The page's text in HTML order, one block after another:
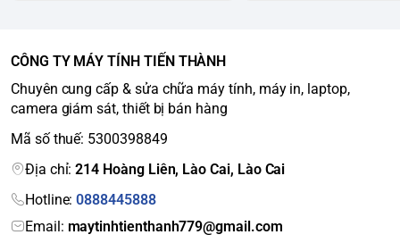
CÔNG TY MÁY TÍNH TIẾN THÀNH
Chuyên cung cấp & sửa chữa máy tính, máy in, laptop,
camera giám sát, thiết bị bán hàng
Mã số thuế: 5300398849
Địa chỉ:214 Hoàng Liên, Lào Cai, Lào Cai
Hotline:0888445888
Email: maytinhtienthanh779@gmail.com